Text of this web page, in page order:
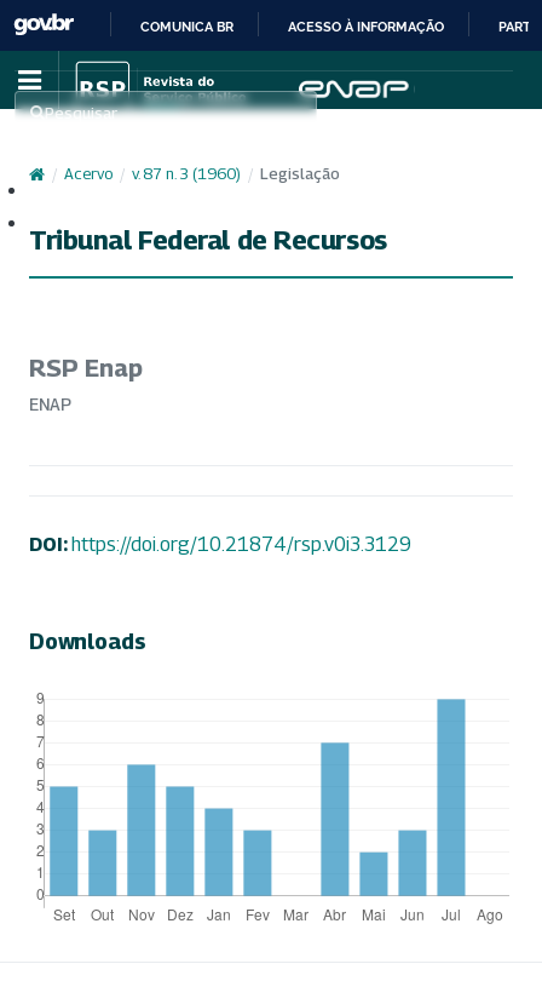
IR
PARA
CONTEÚDO
COMUNICA BR ACESSO À INFORMAÇÃO
Pesquisar
/ Acervo / v. 87 n. 3 (1960) / Legislação
Tribunal Federal de Recursos
RSP Enap
ENAP
DOI:https://doi.org/10.21874/rsp.v0i3.3129
Downloads